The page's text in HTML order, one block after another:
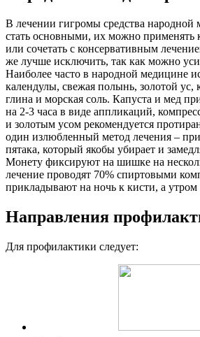
В лечении гигромы средства
стать основными, их можно применять
или сочетать с консервативным
же лучше исключить, так как можно
Наиболее часто в народной медицине
календулы, свежая полынь, золотой ус,
глина и морская соль. Капуста и мед
на 2-3 часа в виде аппликаций,
и золотым усом рекомендуется
один излюбленный метод лечения –
пятака, который якобы убирает и
Монету фиксируют на шишке на
лечение проводят 70% спиртовыми
прикладывают на ночь к кисти, а
Направления
Для профилактики следует: